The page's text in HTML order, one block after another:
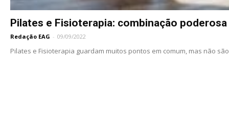
Pilates e Fisioterapia: combinação poderosa
Redação EAG - 09/09/2022
Pilates e Fisioterapia guardam muitos pontos em comum, mas não